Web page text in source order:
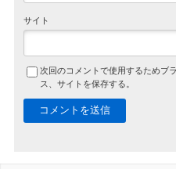
サイト
次回のコメントで使用するためブ
ス、サイトを保存する。